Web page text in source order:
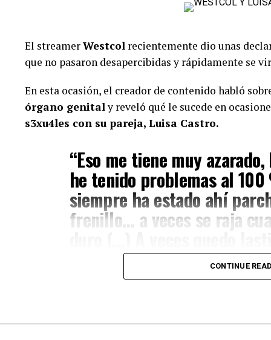
Luego de esto, Calderón manifestó que la
“Ese man la está usando
conocía nadie en
bien tonta. Le pasó con
Ese man no lo conoce
ese cuento, a ese cuento le
tuviera, Aida tiene. ¿Qué
meterse con semejante
sufre tras tener 1nt1mid5d con Luisa Castro
Finalmente, las palabras de
El streamerWestcol recientemente dio unas
que no pasaron desapercibidas y rápidamente se
En esta ocasión, el creador de contenido habló
órgano genitaly reveló qué le sucede en
s3xu4les con su pareja, Luisa Castro.
“Eso me tiene muy
he tenido problemas al
siempre ha estado ahí
frenillo… a veces se raja
no me gusta. Es muy
porque, obviamente… no
inicialmente.
CONTINUE